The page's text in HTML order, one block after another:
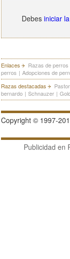
Debes iniciar
Enlaces Razas de perros
perros | Adopciones de
Razas destacadas
bernardo | Schnauzer |
Copyright © 1997-
Publicidad en